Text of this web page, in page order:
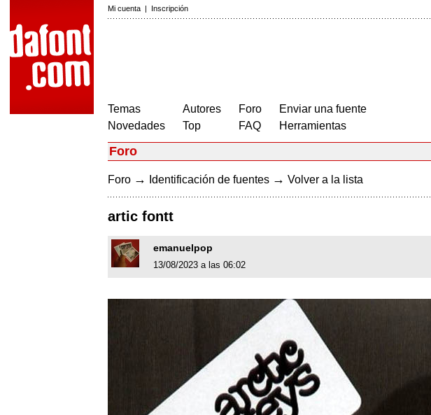
Mi cuenta | Inscripción
Temas
Novedades
Autores
Top
Foro
FAQ
Enviar una fuente
Herramientas
Foro
Foro → Identificación de fuentes → Volver a la lista
artic fontt
emanuelpop
13/08/2023 a las 06:02